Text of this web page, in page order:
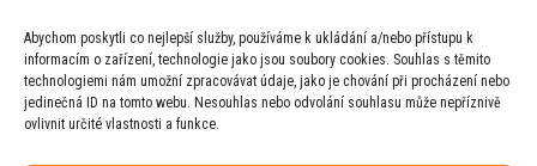
Abychom poskytli co nejlepší služby, používáme k ukládání a/nebo přístupu k
informacím o zařízení, technologie jako jsou soubory cookies. Souhlas s těmito
technologiemi nám umožní zpracovávat údaje, jako je chování při procházení nebo
jedinečná ID na tomto webu. Nesouhlas nebo odvolání souhlasu může nepříznivě
ovlivnit určité vlastnosti a funkce.
Horeckého
Web vytvořila firmaRUDIve spolupráci s
agenturou